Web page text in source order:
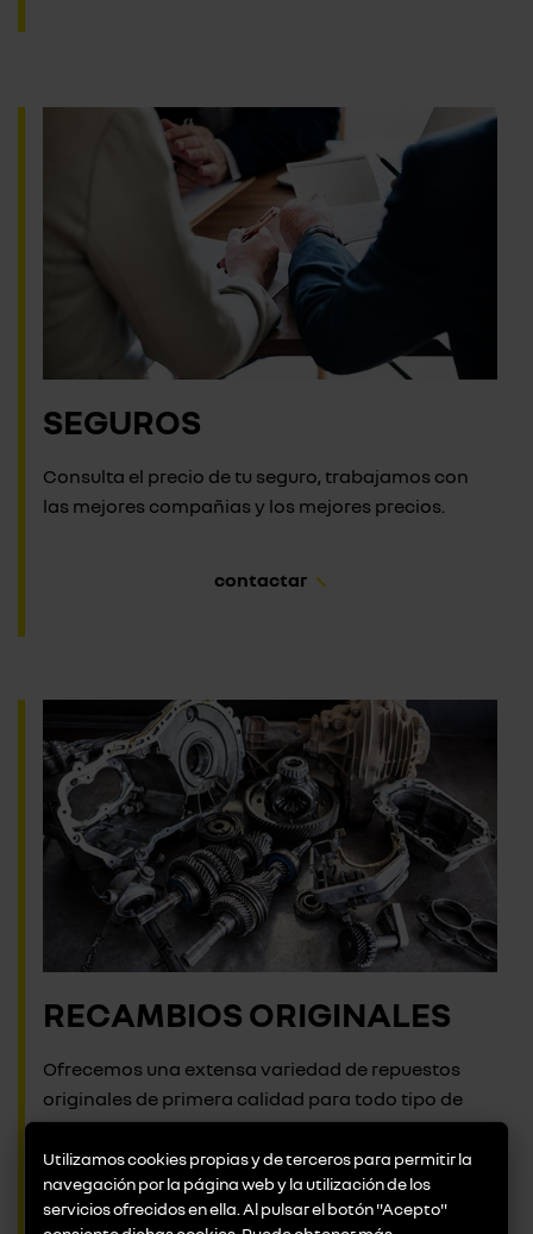
SEGUROS
Consulta el precio de tu seguro, trabajamos con
las mejores compañias y los mejores precios.
contactar
RECAMBIOS ORIGINALES
Ofrecemos una extensa variedad de repuestos
originales de primera calidad para todo tipo de
marcas y modelos de vehículos. Entendemos que
la durabilidad y la confianza son esenciales en las
piezas de reemplazo, por eso colaboramos
directamente con los fabricantes para asegurar
Utilizamos cookies propias y de terceros para permitir la
navegación por la página web y la utilización de los
servicios ofrecidos en ella. Al pulsar el botón "Acepto"